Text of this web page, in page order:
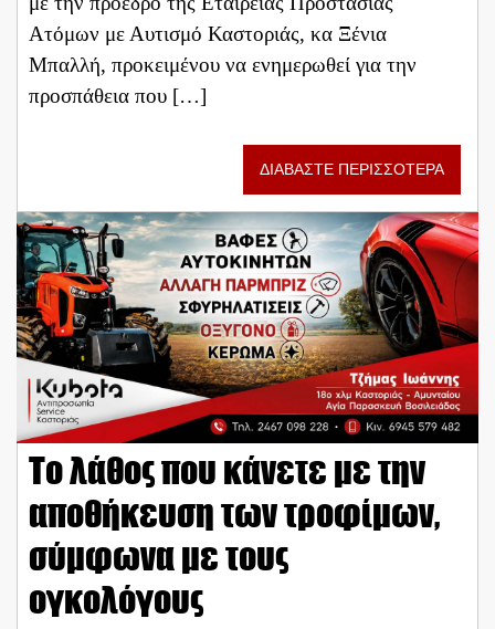
Ατόμων με Αυτισμό Καστοριάς, κα Ξένια
Μπαλλή, προκειμένου να ενημερωθεί για την
προσπάθεια που […]
ΔΙΑΒΑΣΤΕ ΠΕΡΙΣΣΟΤΕΡΑ
Το λάθος που κάνετε με την
αποθήκευση των τροφίμων,
σύμφωνα με τους
ογκολόγους